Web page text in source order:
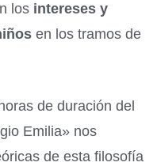
los intereses y
en los tramos de
de duración del
Emilia» nos
de esta filosofía